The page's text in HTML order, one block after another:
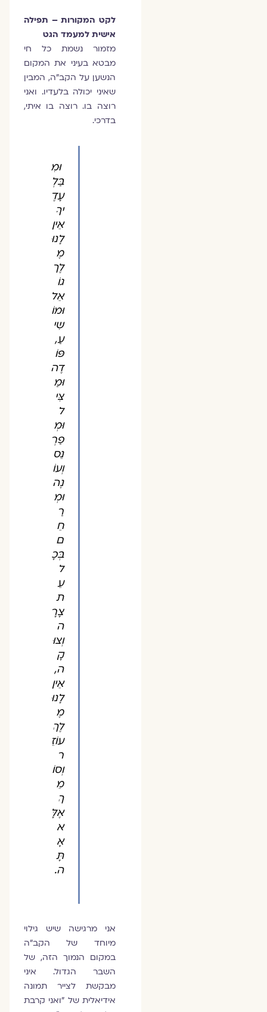
לקט המקורות – תפילה
אישית למעמד הגט
מזמור נשמת כל חי
מבטא בעיני את המקום
הנשען על הקב"ה, המבין
שאיני יכולה בלעדיו. ואני
רוצה בו. רוצה בו איתי,
בדרכי.
וּמִ
בַּלְ
עָדֶ
יךָ
אֵין
לָנוּ
מֶ
לֶך
גוֹ
אֵל
וּמוֹ
שִי
עַ,
פּוֹ
דֶה
וּמַ
צִּי
ל
וּמְ
פַרְ
נֵס
וְעוֹ
נֶה
וּמְ
רַ
חֵ
ם
בְּכָ
ל
עֵ
ת
צָרָ
ה
וְצוּ
קָ
ה,
אֵין
לָנוּ
מֶ
לֶךְ
עוֹזֵ
ר
וְסוֹ
מֵ
ךְ
אֶלָּ
א
אָ
תָּ
ה.
אני מרגישה שיש גילוי
מיוחד של הקב"ה
במקום הנמוך הזה, של
השבר הגדול. איני
מבקשת לצייר תמונה
אידיאלית של "ואני קרבת